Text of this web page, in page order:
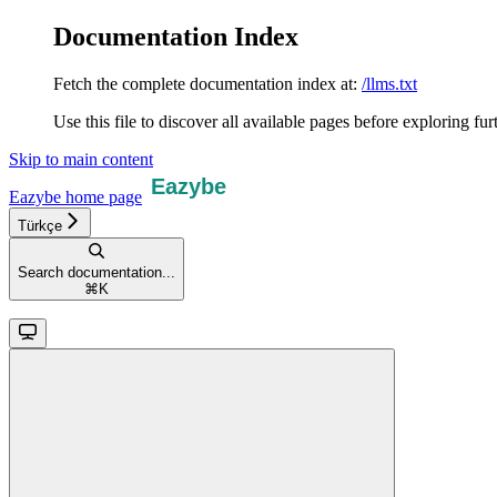
Documentation Index
Fetch the complete documentation index at: /llms.txt
Use this file to discover all available pages before exploring
Skip to main content
Eazybe home page
Türkçe
Search documentation...
⌘ K